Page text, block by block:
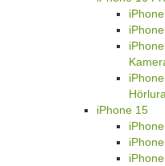
iPhone 15